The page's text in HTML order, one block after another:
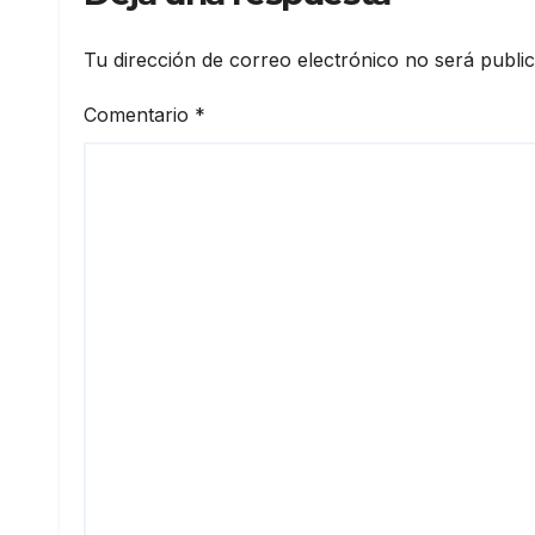
Tu dirección de correo electrónico no será
Comentario *